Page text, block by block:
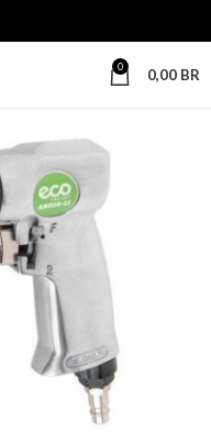
0 0,00 BR